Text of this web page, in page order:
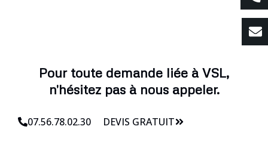
Pour toute demande liée à VSL,
n'hésitez pas à nous appeler.
07.56.78.02.30 DEVIS GRATUIT